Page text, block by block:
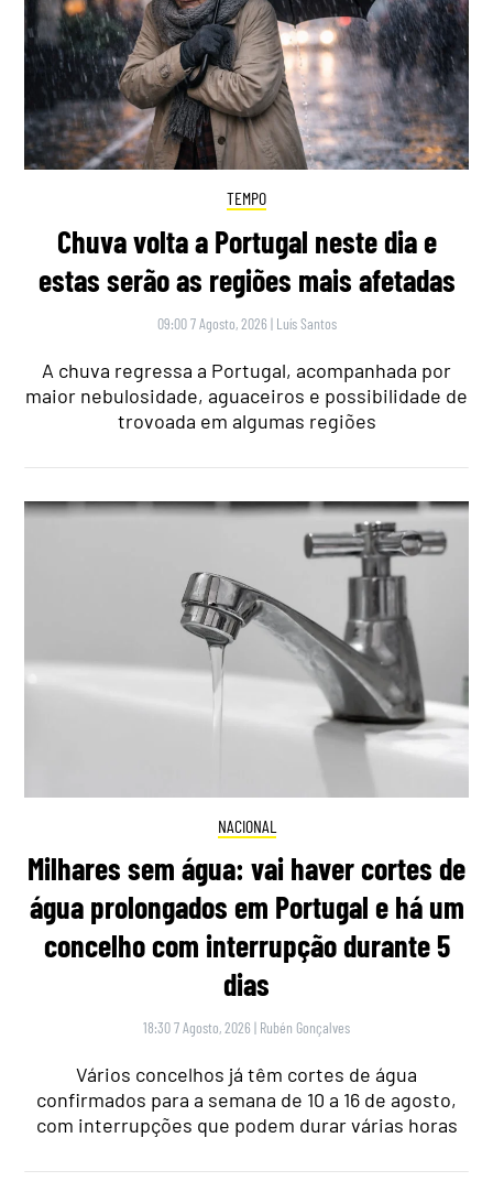
TEMPO
Chuva volta a Portugal neste dia e
estas serão as regiões mais afetadas
09:00 7 Agosto, 2026 | Luís Santos
A chuva regressa a Portugal, acompanhada por
maior nebulosidade, aguaceiros e possibilidade de
trovoada em algumas regiões
NACIONAL
Milhares sem água: vai haver cortes de
água prolongados em Portugal e há um
concelho com interrupção durante 5
dias
18:30 7 Agosto, 2026 | Rubén Gonçalves
Vários concelhos já têm cortes de água
confirmados para a semana de 10 a 16 de agosto,
com interrupções que podem durar várias horas